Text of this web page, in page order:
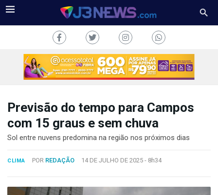
TV
FALE
CONOSCO
Previsão do tempo para Campos
com 15 graus e sem chuva
Sol entre nuvens predomina na região nos próximos dias
CLIMA POR REDAÇÃO 14 DE JULHO DE 2025 - 8h34